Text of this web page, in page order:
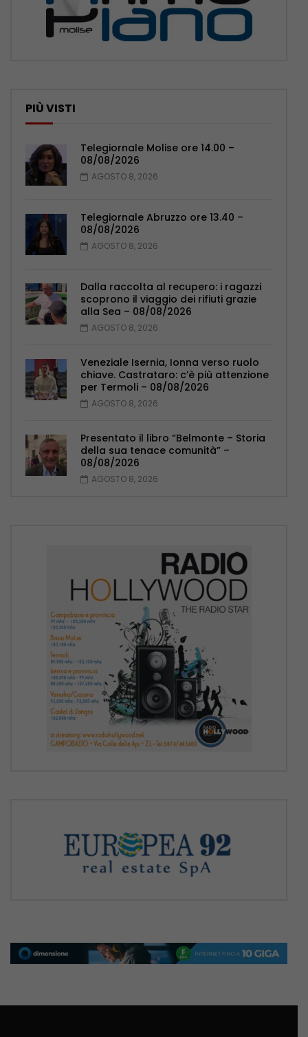
PIÙ VISTI
Telegiornale Molise ore 14.00 –
08/08/2026
AGOSTO 8, 2026
Telegiornale Abruzzo ore 13.40 –
08/08/2026
AGOSTO 8, 2026
Dalla raccolta al recupero: i ragazzi
scoprono il viaggio dei rifiuti grazie
alla Sea – 08/08/2026
AGOSTO 8, 2026
Veneziale Isernia, Ionna verso ruolo
chiave. Castrataro: c’è più attenzione
per Termoli – 08/08/2026
AGOSTO 8, 2026
Presentato il libro “Belmonte – Storia
della sua tenace comunità” –
08/08/2026
AGOSTO 8, 2026